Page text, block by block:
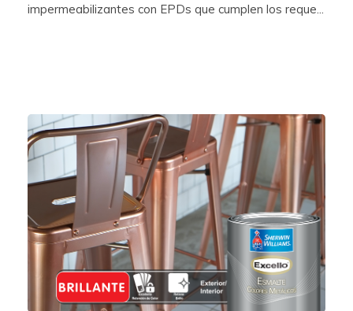
impermeabilizantes con EPDs que cumplen los reque...